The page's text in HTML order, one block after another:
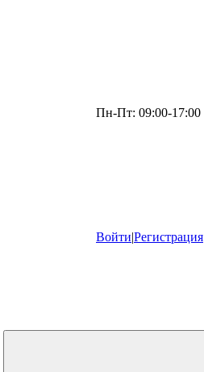
Пн-Пт: 09:00-17:00
Войти|Регистрация